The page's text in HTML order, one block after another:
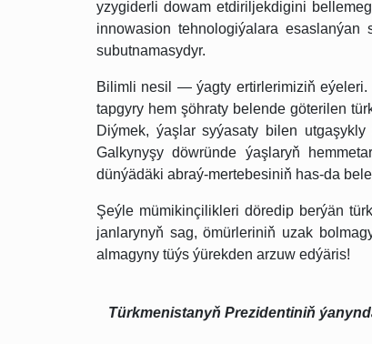
yzygiderli dowam etdiriljekdigini
innowasion tehnologiýalara
subutnamasydyr.
Bilimli nesil — ýagty ertirlerimiziň
tapgyry hem şöhraty belende göterilen
Diýmek, ýaşlar syýasaty bilen
Galkynyşy döwründe ýaşlaryň
dünýädäki abraý-mertebesiniň has-da
Şeýle mümikinçilikleri döredip berýän
janlarynyň sag, ömürleriniň uzak
almagyny tüýs ýürekden arzuw edýäris!
Türkmenistanyň Prezidentiniň